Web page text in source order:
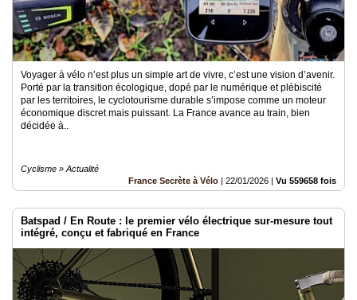
Voyager à vélo n’est plus un simple art de vivre, c’est une vision d’avenir.
Porté par la transition écologique, dopé par le numérique et plébiscité
par les territoires, le cyclotourisme durable s’impose comme un moteur
économique discret mais puissant. La France avance au train, bien
décidée à..
Cyclisme » Actualité
France Secrète à Vélo | 22/01/2026 | Vu 559658 fois
Batspad / En Route : le premier vélo électrique sur-mesure tout
intégré, conçu et fabriqué en France